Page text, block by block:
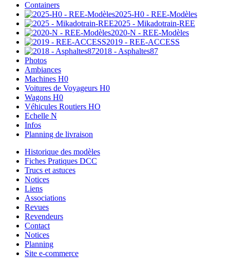
Containers
2025-H0 - REE-Modèles
2025 - Mikadotrain-REE
2020-N - REE-Modèles
2019 - REE-ACCESS
2018 - Asphaltes87
Photos
Ambiances
Machines H0
Voitures de Voyageurs H0
Wagons H0
Véhicules Routiers HO
Echelle N
Infos
Planning de livraison
Historique des modèles
Fiches Pratiques DCC
Trucs et astuces
Notices
Liens
Associations
Revues
Revendeurs
Contact
Notices
Planning
Site e-commerce